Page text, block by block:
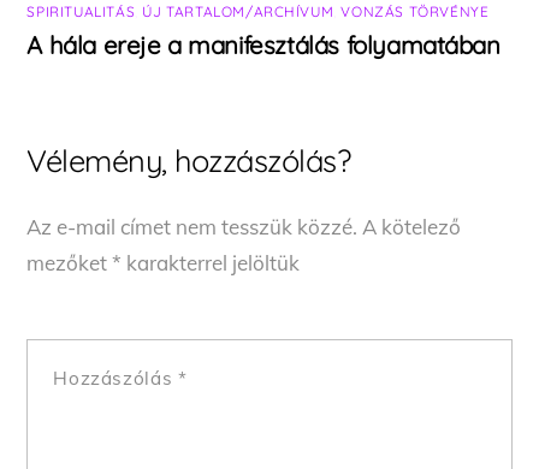
SPIRITUALITÁS ÚJ TARTALOM/ARCHÍVUM ,VONZÁS TÖRVÉNYE
A hála ereje a manifesztálás folyamatában
Vélemény, hozzászólás?
Az e-mail címet nem tesszük közzé. A kötelező
mezőket* karakterrel jelöltük
Hozzászólás *